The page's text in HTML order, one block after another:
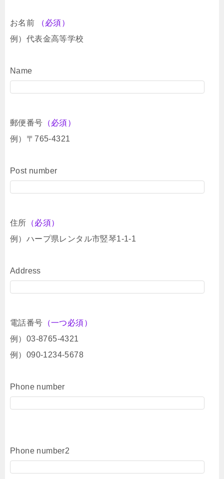
お名前
（必須）
例）代表金高等学校
Name
郵便番号 （必須）
例）〒765-4321
Post number
住所 （必須）
例）ハープ県レンタル市竪琴1-1-1
Address
電話番号 （一つ必須）
例）03-8765-4321
例）090-1234-5678
Phone number
Phone number2